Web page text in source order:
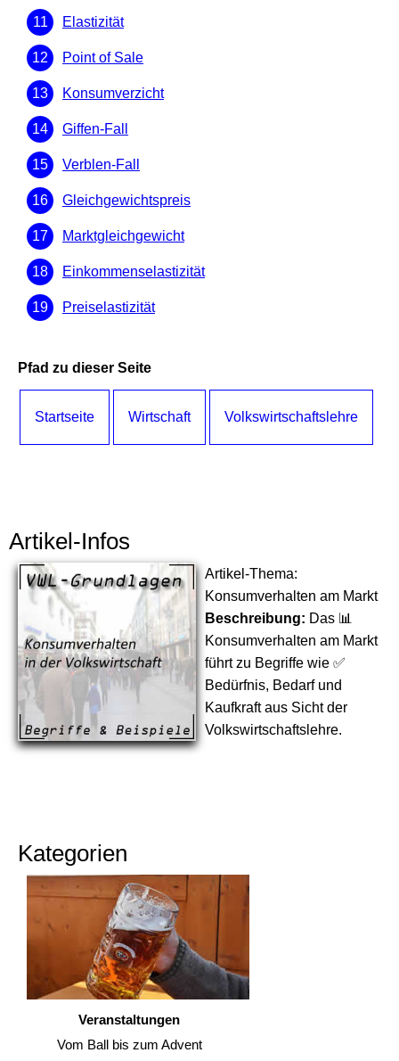
Elastizität
Point of Sale
Konsumverzicht
Giffen-Fall
Verblen-Fall
Gleichgewichtspreis
Marktgleichgewicht
Einkommenselastizität
Preiselastizität
Pfad zu dieser Seite
Startseite Wirtschaft Volkswirtschaftslehre
Artikel-Infos
Artikel-Thema:
Konsumverhalten am Markt
Beschreibung: Das 📊
Konsumverhalten am Markt
führt zu Begriffe wie ✅
Bedürfnis, Bedarf und
Kaufkraft aus Sicht der
Volkswirtschaftslehre.
Kategorien
Veranstaltungen
Vom Ball bis zum Advent